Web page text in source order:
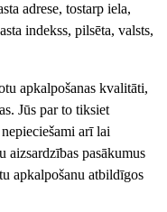
adrese, tostarp iela,
indekss, pilsēta, valsts,
apkalpošanas kvalitāti,
Jūs par to tiksiet
arī lai
aizsardzības pasākumus
apkalpošanu atbildīgos